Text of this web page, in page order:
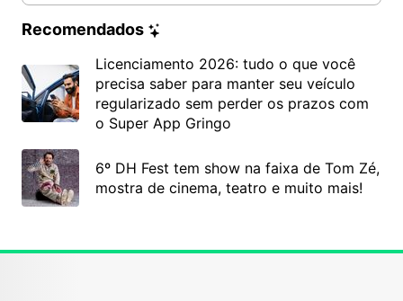
Recomendados
Licenciamento 2026: tudo o que você
precisa saber para manter seu veículo
regularizado sem perder os prazos com
o Super App Gringo
6º DH Fest tem show na faixa de Tom Zé,
mostra de cinema, teatro e muito mais!